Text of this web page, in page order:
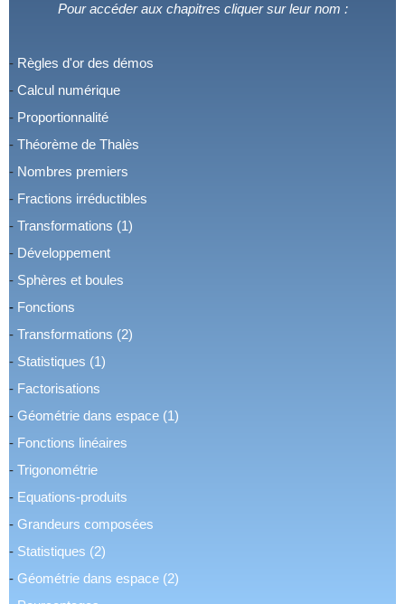
Pour accéder aux chapitres cliquer sur leur nom :
- Règles d'or des démos
- Calcul numérique
- Proportionnalité
- Théorème de Thalès
- Nombres premiers
- Fractions irréductibles
- Transformations (1)
- Développement
- Sphères et boules
- Fonctions
- Transformations (2)
- Statistiques (1)
- Factorisations
- Géométrie dans espace (1)
- Fonctions linéaires
- Trigonométrie
- Equations-produits
- Grandeurs composées
- Statistiques (2)
- Géométrie dans espace (2)